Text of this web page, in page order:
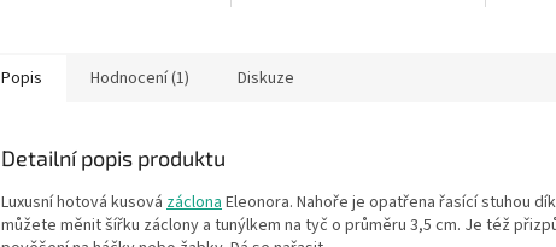
Popis Hodnocení (1) Diskuze
Detailní popis produktu
Luxusní hotová kusová záclona Eleonora. Nahoře je opatřena řasící stuhou
můžete měnit šířku záclony a tunýlkem na tyč o průměru 3,5 cm. Je též